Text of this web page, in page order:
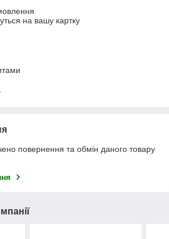
на вашу картку
повернення та обмін даного товару